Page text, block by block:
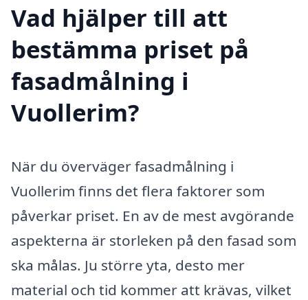
Vad hjälper till att
bestämma priset på
fasadmålning i
Vuollerim?
När du överväger fasadmålning i
Vuollerim finns det flera faktorer som
påverkar priset. En av de mest avgörande
aspekterna är storleken på den fasad som
ska målas. Ju större yta, desto mer
material och tid kommer att krävas, vilket